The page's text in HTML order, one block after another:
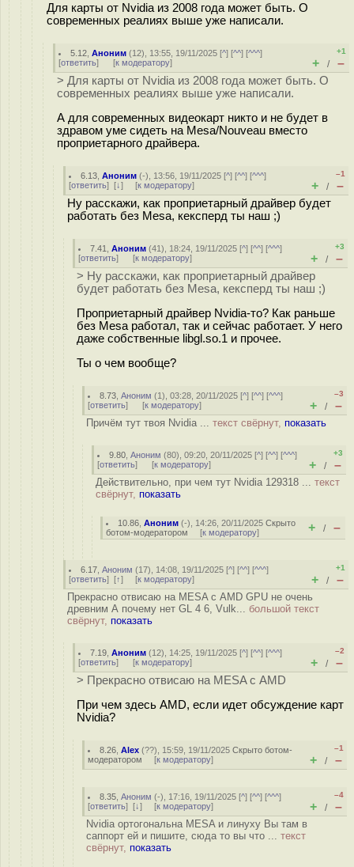
Для карты от Nvidia из 2008 года может быть. О
современных реалиях выше уже написали.
5.12 ,Аноним (12), 13:55, 19/11/2025 [^] [^^] [^^^]
[ответить] [к модератору]
+1
+ / –
> Для карты от Nvidia из 2008 года может быть. О
современных реалиях выше уже написали.
А для современных видеокарт никто и не будет в
здравом уме сидеть на Mesa/Nouveau вместо
проприетарного драйвера.
6.13 ,Аноним (-), 13:56, 19/11/2025 [^] [^^] [^^^]
[ответить] [↓] [к модератору]
–1
+ / –
Ну расскажи, как проприетарный драйвер будет
работать без Mesa, кексперд ты наш ;)
7.41 ,Аноним (41), 18:24, 19/11/2025 [^] [^^] [^^^]
[ответить] [к модератору]
+3
+ / –
> Ну расскажи, как проприетарный драйвер
будет работать без Mesa, кексперд ты наш ;)
Проприетарный драйвер Nvidia-то? Как раньше
без Mesa работал, так и сейчас работает. У него
даже собственные libgl.so.1 и прочее.
Ты о чем вообще?
8.73 ,Аноним (1), 03:28, 20/11/2025 [^] [^^] [^^^]
[ответить] [к модератору]
–3
+ / –
Причём тут твоя Nvidia ... текст свёрнут, показать
9.80 ,Аноним (80), 09:20, 20/11/2025 [^] [^^] [^^^]
[ответить] [к модератору]
+3
+ / –
Действительно, при чем тут Nvidia 129318 ... текст
свёрнут, показать
10.86 ,Аноним (-), 14:26, 20/11/2025Скрыто
ботом-модератором [к модератору] + / –
6.17 ,Аноним (17), 14:08, 19/11/2025 [^] [^^] [^^^]
[ответить] [↑] [к модератору]
+1
+ / –
Прекрасно отвисаю на MESA с AMD GPU не очень
древним А почему нет GL 4 6, Vulk... большой текст
свёрнут, показать
7.19 ,Аноним (12), 14:25, 19/11/2025 [^] [^^] [^^^]
[ответить] [к модератору]
–2
+ / –
> Прекрасно отвисаю на MESA с AMD
При чем здесь AMD, если идет обсуждение карт
Nvidia?
8.26 ,Alex (??), 15:59, 19/11/2025Скрыто ботом-
модератором [к модератору]
–1
+ / –
8.35 ,Аноним (-), 17:16, 19/11/2025 [^] [^^] [^^^]
[ответить] [↓] [к модератору]
–4
+ / –
Nvidia ортогональна MESA и линуху Вы там в
саппорт ей и пишите, сюда то вы что ... текст
свёрнут, показать